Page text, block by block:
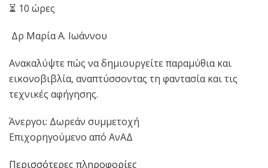
⏳ 10 ώρες
‍ Δρ Μαρία Α. Ιωάννου
Ανακαλύψτε πώς να δημιουργείτε παραμύθια και
εικονοβιβλία, αναπτύσσοντας τη φαντασία και τις
τεχνικές αφήγησης.
Άνεργοι: Δωρεάν συμμετοχή
Επιχορηγούμενο από ΑνΑΔ
Περισσότερες πληροφορίες